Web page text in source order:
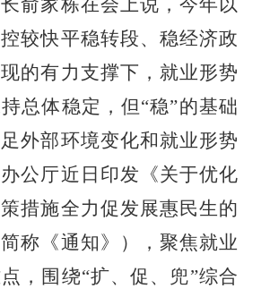
较快平稳转段、稳经济政
的有力支撑下，就业形势
总体稳定，但“稳”的基础
外部环境变化和就业形势
公厅近日印发《关于优化
措施全力促发展惠民生的
称《通知》），聚焦就业
，围绕“扩、促、兜”综合